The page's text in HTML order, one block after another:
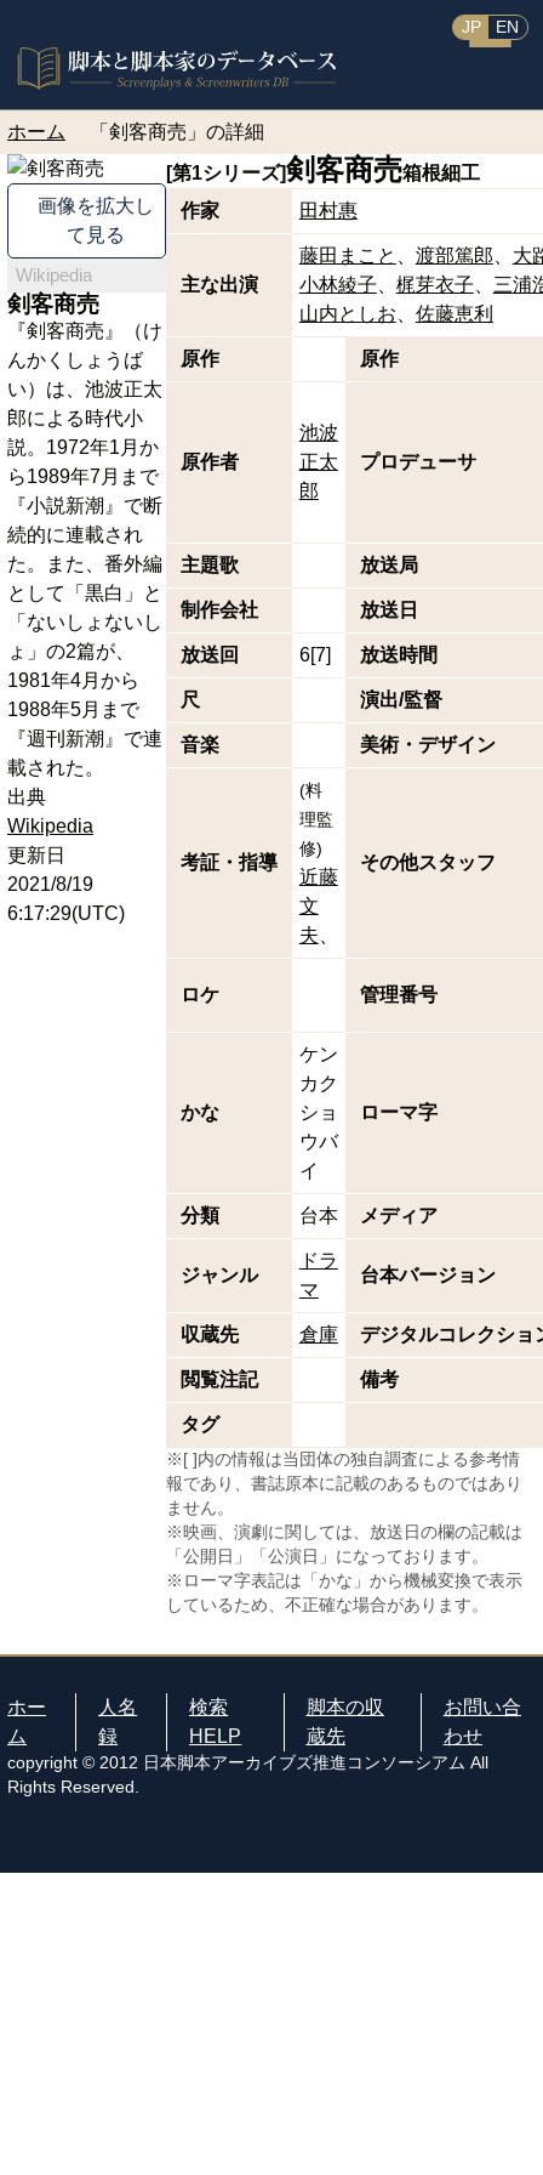
JP EN
ホーム 「剣客商売」の詳細
画像を拡大し
て見る
Wikipedia
剣客商売
『剣客商売』（け
んかくしょうば
い）は、池波正太
郎による時代小
説。1972年1月か
ら1989年7月まで
『小説新潮』で断
続的に連載され
た。また、番外編
として「黒白」と
「ないしょないし
ょ」の2篇が、
1981年4月から
1988年5月まで
『週刊新潮』で連
載された。
出典
Wikipedia
更新日
2021/8/19
6:17:29(UTC)
[第1シリーズ]剣客商売箱根細工
作家
田村惠
主な出演
藤田まこと 渡部篤郎
大
小林綾子
梶芽衣子
三浦
山内としお
佐藤恵利
原作 原作
原作者
池波
正太
郎
プロデューサ
主題歌 放送局
制作会社 放送日
放送回 6[7] 放送時間
尺 演出/監督
音楽 美術・デザイン
考証・指導
(料
理監
修)
近藤
文
夫
その他スタッフ
ロケ 管理番号
かな
ケン
カク
ショ
ウバ
イ
ローマ字
分類 台本 メディア
ジャンル
ドラ
マ
台本バージョン
収蔵先 倉庫 デジタルコレクショ
閲覧注記 備考
タグ
※[ ]内の情報は当団体の独自調査による参考情
報であり、書誌原本に記載のあるものではあり
ません。
※映画、演劇に関しては、放送日の欄の記載は
「公開日」「公演日」になっております。
※ローマ字表記は「かな」から機械変換で表示
しているため、不正確な場合があります。
ホー
ム
人名
録
検索
HELP
脚本の収
蔵先
お問い合
わせ
copyright © 2012 日本脚本アーカイブズ推進コンソーシアム All
Rights Reserved.